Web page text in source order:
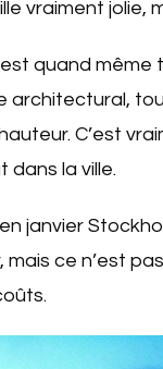
vraiment jolie,
est quand
architectural,
C’est
dans la ville.
janvier
mais ce n’est